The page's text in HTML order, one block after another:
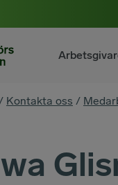
Kontakta oss /